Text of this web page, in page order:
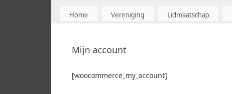
Home Vereniging Lidmaatschap
Mijn account
[woocommerce_my_account]